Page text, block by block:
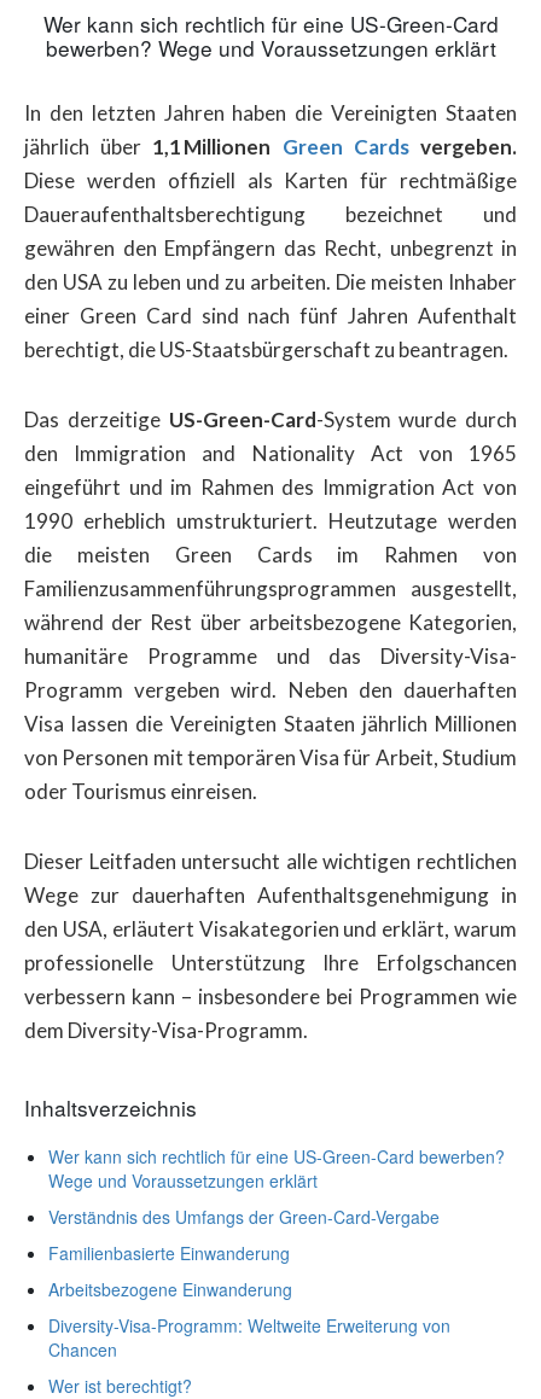
Wer kann sich rechtlich für eine US-Green-Card
bewerben? Wege und Voraussetzungen erklärt
In den letzten Jahren haben die Vereinigten Staaten
jährlich über 1,1 Millionen Green Cardsvergeben.
Diese werden offiziell als Karten für rechtmäßige
Daueraufenthaltsberechtigung bezeichnet und
gewähren den Empfängern das Recht, unbegrenzt in
den USA zu leben und zu arbeiten. Die meisten Inhaber
einer Green Card sind nach fünf Jahren Aufenthalt
berechtigt, die US-Staatsbürgerschaft zu beantragen.
Das derzeitige US-Green-Card-System wurde durch
den Immigration and Nationality Act von 1965
eingeführt und im Rahmen des Immigration Act von
1990 erheblich umstrukturiert. Heutzutage werden
die meisten Green Cards im Rahmen von
Familienzusammenführungsprogrammen ausgestellt,
während der Rest über arbeitsbezogene Kategorien,
humanitäre Programme und das Diversity-Visa-
Programm vergeben wird. Neben den dauerhaften
Visa lassen die Vereinigten Staaten jährlich Millionen
von Personen mit temporären Visa für Arbeit, Studium
oder Tourismus einreisen.
Dieser Leitfaden untersucht alle wichtigen rechtlichen
Wege zur dauerhaften Aufenthaltsgenehmigung in
den USA, erläutert Visakategorien und erklärt, warum
professionelle Unterstützung Ihre Erfolgschancen
verbessern kann – insbesondere bei Programmen wie
dem Diversity-Visa-Programm.
Inhaltsverzeichnis
Wer kann sich rechtlich für eine US-Green-Card bewerben?
Wege und Voraussetzungen erklärt
Verständnis des Umfangs der Green-Card-Vergabe
Familienbasierte Einwanderung
Arbeitsbezogene Einwanderung
Diversity-Visa-Programm: Weltweite Erweiterung von
Chancen
Wer ist berechtigt?